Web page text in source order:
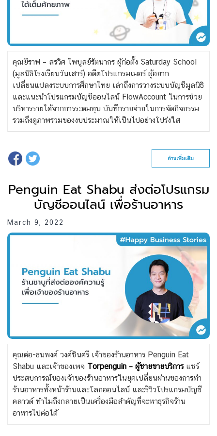
คุณยีราฟ – สรวิศ ไพบูลย์รัตนากร ผู้ก่อตั้ง Saturday School
(มูลนิธิโรงเรียนวันเสาร์) อดีตโปรแกรมเมอร์ ผู้อยาก
เปลี่ยนแปลงระบบการศึกษาไทย เล่าถึงการวางระบบบัญชีมูลนิธิ
และแนะนำโปรแกรมบัญชีออนไลน์ FlowAccount ในการช่วย
บริหารรายได้จากการระดมทุน บันทึกรายจ่ายในการจัดกิจกรรม
รวมถึงดูภาพรวมของงบประมาณให้เป็นไปอย่างโปร่งใส
อ่านเพิ่มเติม
Penguin Eat Shabu ส่งต่อโปรแกรม
บัญชีออนไลน์ เพื่อร้านอาหาร
March 9, 2022
คุณต่อ-ธนพงศ์ วงศ์ชินศรี เจ้าของร้านอาหาร Penguin Eat
Shabu และเจ้าของเพจ Torpenguin – ผู้ชายขายบริการ แชร์
ประสบการณ์ของเจ้าของร้านอาหารในยุคเปลี่ยนผ่านของการทำ
ร้านอาหารทั้งหน้าร้านและโลกออนไลน์ และรีวิวโปรแกรมบัญชี
คลาวด์ทำไมถึงกลายเป็นเครื่องมือสำคัญที่จะพาธุรกิจร้าน
อาหารไปต่อได้